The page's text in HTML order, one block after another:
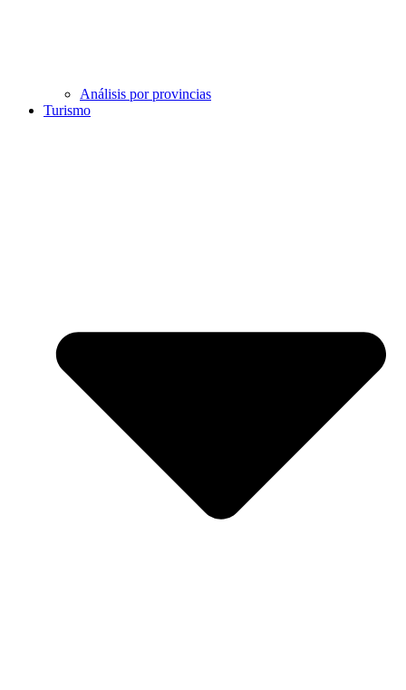
Análisis por provincias
Turismo